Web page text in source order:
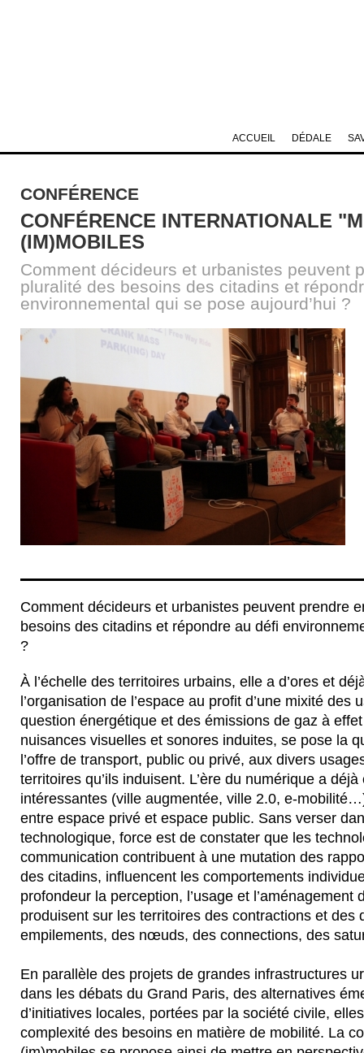
CONFÉRENCE
CONFÉRENCE INTERNATIONALE
(IM)MOBILES
Comment décideurs et urbanistes peuvent
pluralité des besoins des citadins et
environnemental qui se pose aujourd’hui ?
Comment décideurs et urbanistes peuvent prendre
besoins des citadins et répondre au défi
?
À l’échelle des territoires urbains, elle a d’ores et
l’organisation de l’espace au profit d’une mixité des
question énergétique et des émissions de gaz à
nuisances visuelles et sonores induites, se pose la
l’offre de transport, public ou privé, aux divers
territoires qu’ils induisent. L’ère du numérique a
intéressantes (ville augmentée, ville 2.0, e-
entre espace privé et espace public. Sans verser
technologique, force est de constater que les
communication contribuent à une mutation des
des citadins, influencent les comportements
profondeur la perception, l’usage et l’aménagement
produisent sur les territoires des contractions et des
empilements, des nœuds, des connections, des
En parallèle des projets de grandes infrastructures
dans les débats du Grand Paris, des alternatives
d’initiatives locales, portées par la société civile,
complexité des besoins en matière de mobilité. La
DÉDALE
ACCUEIL